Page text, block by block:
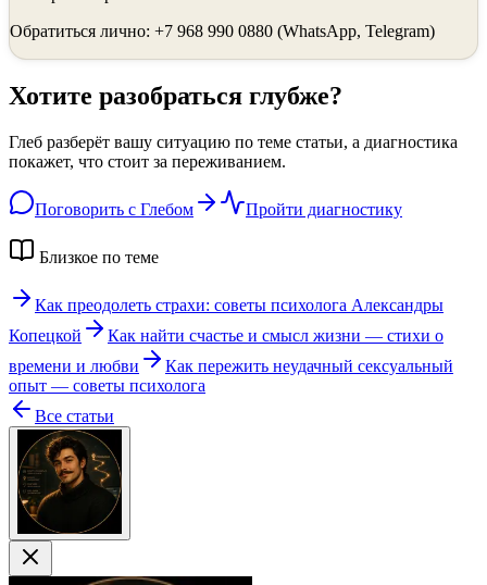
Обратиться лично: +7 968 990 0880 (WhatsApp, Telegram)
Хотите разобраться глубже?
Глеб разберёт вашу ситуацию по теме статьи, а диагностика
покажет, что стоит за переживанием.
Поговорить с Глебом Пройти диагностику
Близкое по теме
Как преодолеть страхи: советы психолога Александры
Копецкой
Как найти счастье и смысл жизни — стихи о
времени и любви
Как пережить неудачный сексуальный
опыт — советы психолога
Все статьи